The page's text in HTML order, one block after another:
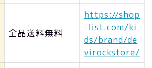
全品送料無料
https://shop
-list.com/ki
ds/brand/de
virockstore/